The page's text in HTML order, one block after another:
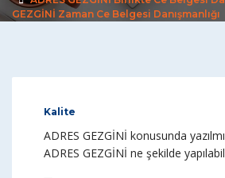
GEZGİNİ Zaman Ce Belgesi Danışmanlığı
Kalite
ADRES GEZGİNİ konusunda
ADRES GEZGİNİ ne şekilde